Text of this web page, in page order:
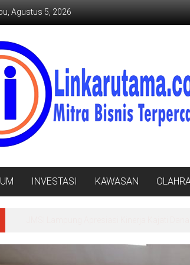
Agustus 5, 2026
INVESTASI KAWASAN